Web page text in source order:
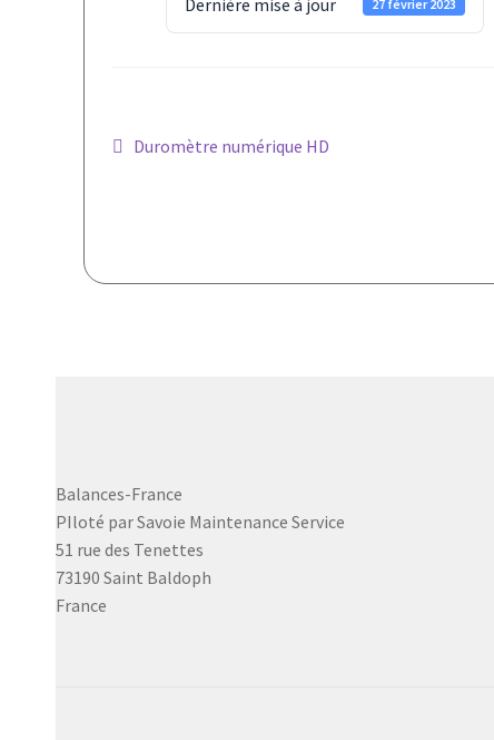
27 février 2023
Navigation
Article
Duromètre numérique HD
Balances-France
PIloté par Savoie Maintenance Service
51 rue des Tenettes
73190 Saint Baldoph
France